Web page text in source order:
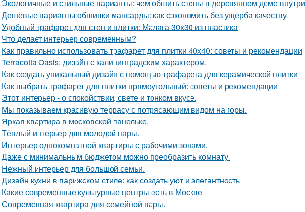
Экологичные и стильные варианты: чем обшить стены в деревянном доме внутри
Дешёвые варианты обшивки мансарды: как сэкономить без ущерба качеству
Удобный трафарет для стен и плитки: Малага 30х30 из пластика
Что делает интерьер современным?
Как правильно использовать трафарет для плитки 40x40: советы и рекомендации
Terracotta Oasis: дизайн с калининградским характером.
Как создать уникальный дизайн с помощью трафарета для керамической плитки
Как выбрать трафарет для плитки прямоугольный: советы и рекомендации
Этот интерьер - о спокойствии, свете и тонком вкусе.
Мы показываем красивую террасу с потрясающим видом на горы.
Яркая квартира в московской панельке.
Тёплый интерьер для молодой пары.
Интерьер однокомнатной квартиры с рабочими зонами.
Даже с минимальным бюджетом можно преобразить комнату.
Нежный интерьер для большой семьи.
Дизайн кухни в парижском стиле: как создать уют и элегантность
Какие современные культурные центры есть в Москве
Современная квартира для семейной пары.